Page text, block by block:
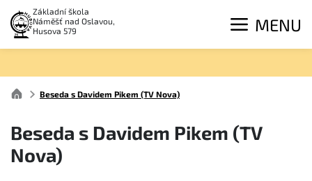
Základní škola
Náměšť nad Oslavou,
Husova 579
MENU
Beseda s Davidem Pikem (TV Nova)
Beseda s Davidem Pikem (TV
Nova)